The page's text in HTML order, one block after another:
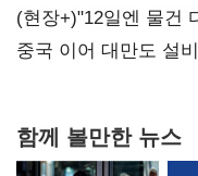
20억 키맞추기
(현장+)"12일엔 물건
연 홈플러스
중국 이어 대만도 설
함께 볼만한 뉴스